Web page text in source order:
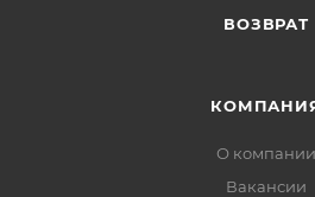
ВОЗВРАТ
О компании
Вакансии